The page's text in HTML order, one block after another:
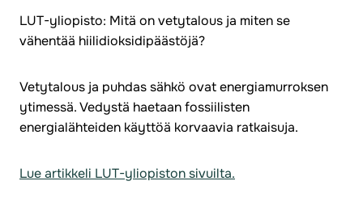
LUT-yliopisto: Mitä on vetytalous ja miten se
vähentää hiilidioksidipäästöjä?
Vetytalous ja puhdas sähkö ovat energiamurroksen
ytimessä. Vedystä haetaan fossiilisten
energialähteiden käyttöä korvaavia ratkaisuja.
Lue artikkeli LUT-yliopiston sivuilta.